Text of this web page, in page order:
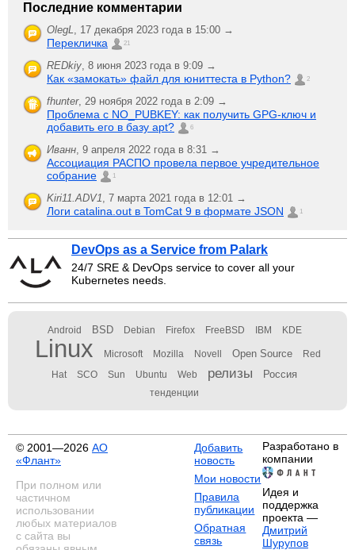
Последние комментарии
OlegL, 17 декабря 2023 года в 15:00 →
Перекличка 21
REDkiy, 8 июня 2023 года в 9:09 →
Как «замокать» файл для юниттеста в Python? 2
fhunter, 29 ноября 2022 года в 2:09 →
Проблема с NO_PUBKEY: как получить GPG-ключ и
добавить его в базу apt?
6
Иванн, 9 апреля 2022 года в 8:31 →
Ассоциация РАСПО провела первое учредительное
собрание
1
Kiri11.ADV1, 7 марта 2021 года в 12:01 →
Логи catalina.out в TomCat 9 в формате JSON 1
DevOps as a Service from Palark
24/7 SRE & DevOps service to cover all your
Kubernetes needs.
Android BSD Debian Firefox FreeBSD IBM KDE
Linux Microsoft Mozilla Novell Open Source Red
Hat SCO Sun Ubuntu Web релизы Россия
тенденции
© 2001—2026 АО
«Флант»
При полном или
частичном
использовании
любых материалов
с сайта вы
Добавить
новость
Мои новости
Правила
публикации
Обратная
связь
Разработано в
компании
Идея и
поддержка
проекта —
Дмитрий
Шурупов